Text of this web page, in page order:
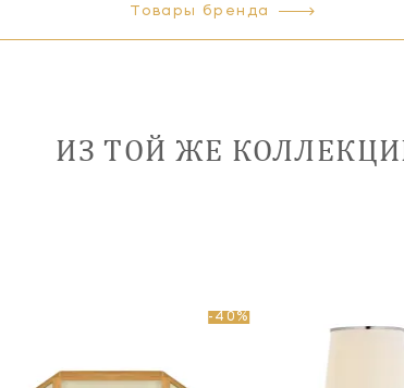
Товары бренда
ИЗ ТОЙ ЖЕ
-40%